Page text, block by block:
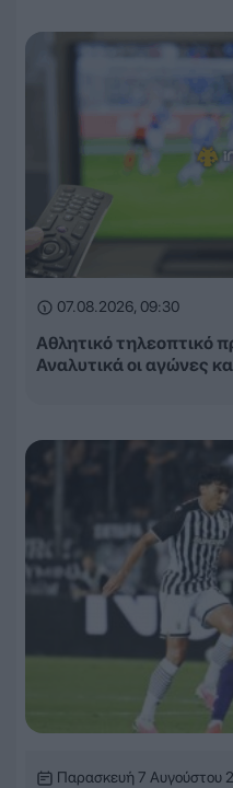
07.08.2026, 09:30
Αθλητικό τηλεοπτικό
Αναλυτικά οι αγώνες
Παρασκευή 7 Αυγούστου